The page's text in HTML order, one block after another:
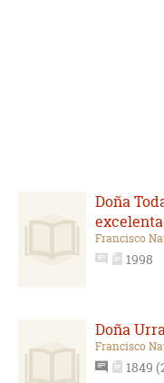
Doña
excelenta
Francisco
1998
Doña
Francisco
1849